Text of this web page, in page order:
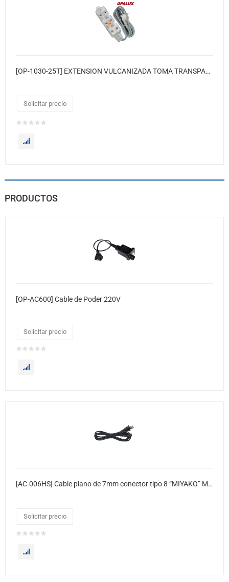
[OP-1030-25T] EXTENSION VULCANIZADA TOMA TRANSPARENTE 25MTS "OPALUX" C/TOMACORRIENTE TRIPLE UNIVERSAL & ENCHUFE PLANO CJX15
Solicitar precio
PRODUCTOS
[OP-AC600] Cable de Poder 220V
Solicitar precio
[AC-006HS] Cable plano de 7mm conector tipo 8 “MIYAKO” Modelo espiga plana 1.80 metros
Solicitar precio